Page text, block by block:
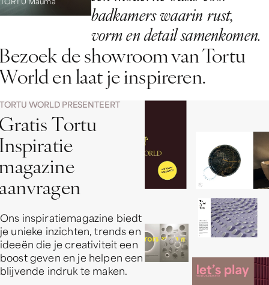
badkamerswaarin rust,
vormendetailsamenkomen.
de showroom van Tortu
en laat je inspireren.
TORTU WORLD PRESENTEERT
ratisTortu
nspiratie
agazine
anvragen
Ons inspiratiemagazine biedt
je unieke inzichten, trends en
ideeën die je creativiteit een
boost geven en je helpen een
blijvende indruk te maken.